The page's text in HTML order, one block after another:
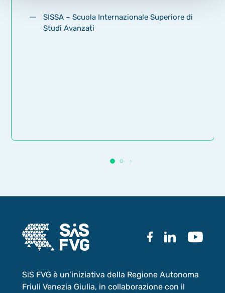
SISSA – Scuola Internazionale Superiore di
Studi Avanzati
SiS FVG è un’iniziativa della Regione Autonoma
Friuli Venezia Giulia, in collaborazione con il